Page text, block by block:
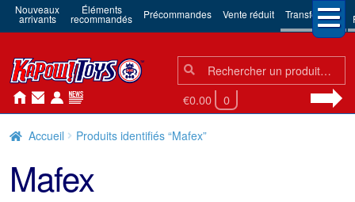
Nouveaux
arrivants
Éléments
recommandés Précommandes Vente réduit Transformers
Chercher:
Chercher
€0.00 0
Accueil Produits identifiés “Mafex”
Mafex